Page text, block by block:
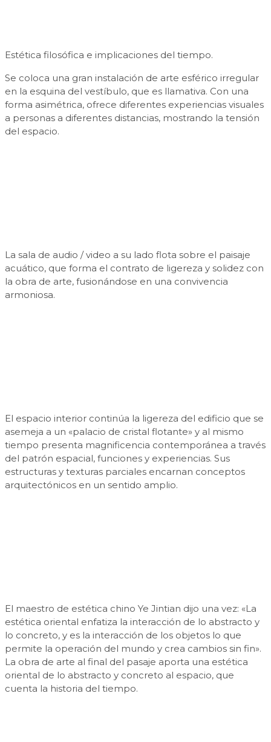
Estética filosófica e implicaciones del tiempo.
Se coloca una gran instalación de arte esférico irregular
en la esquina del vestíbulo, que es llamativa. Con una
forma asimétrica, ofrece diferentes experiencias visuales
a personas a diferentes distancias, mostrando la tensión
del espacio.
La sala de audio / video a su lado flota sobre el paisaje
acuático, que forma el contrato de ligereza y solidez con
la obra de arte, fusionándose en una convivencia
armoniosa.
El espacio interior continúa la ligereza del edificio que se
asemeja a un «palacio de cristal flotante» y al mismo
tiempo presenta magnificencia contemporánea a través
del patrón espacial, funciones y experiencias. Sus
estructuras y texturas parciales encarnan conceptos
arquitectónicos en un sentido amplio.
El maestro de estética chino Ye Jintian dijo una vez: «La
estética oriental enfatiza la interacción de lo abstracto y
lo concreto, y es la interacción de los objetos lo que
permite la operación del mundo y crea cambios sin fin».
La obra de arte al final del pasaje aporta una estética
oriental de lo abstracto y concreto al espacio, que
cuenta la historia del tiempo.